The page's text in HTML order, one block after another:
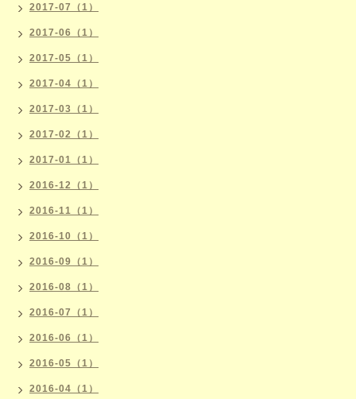
2017-07（1）
2017-06（1）
2017-05（1）
2017-04（1）
2017-03（1）
2017-02（1）
2017-01（1）
2016-12（1）
2016-11（1）
2016-10（1）
2016-09（1）
2016-08（1）
2016-07（1）
2016-06（1）
2016-05（1）
2016-04（1）